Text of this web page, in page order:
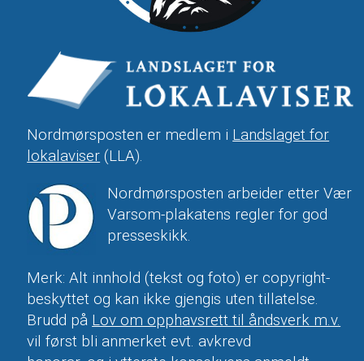
Nordmørsposten er medlem i Landslaget for
lokalaviser (LLA).
Nordmørsposten arbeider etter Vær
Varsom-plakatens regler for god
presseskikk.
Merk: Alt innhold (tekst og foto) er copyright-
beskyttet og kan ikke gjengis uten tillatelse.
Brudd på Lov om opphavsrett til åndsverk m.v.
vil først bli anmerket evt. avkrevd